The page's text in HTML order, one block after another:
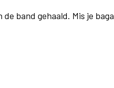
de band gehaald. Mis je